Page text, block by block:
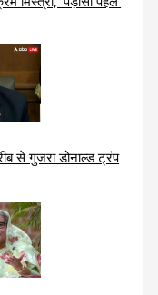
से गुजरा डोनाल्ड ट्रंप